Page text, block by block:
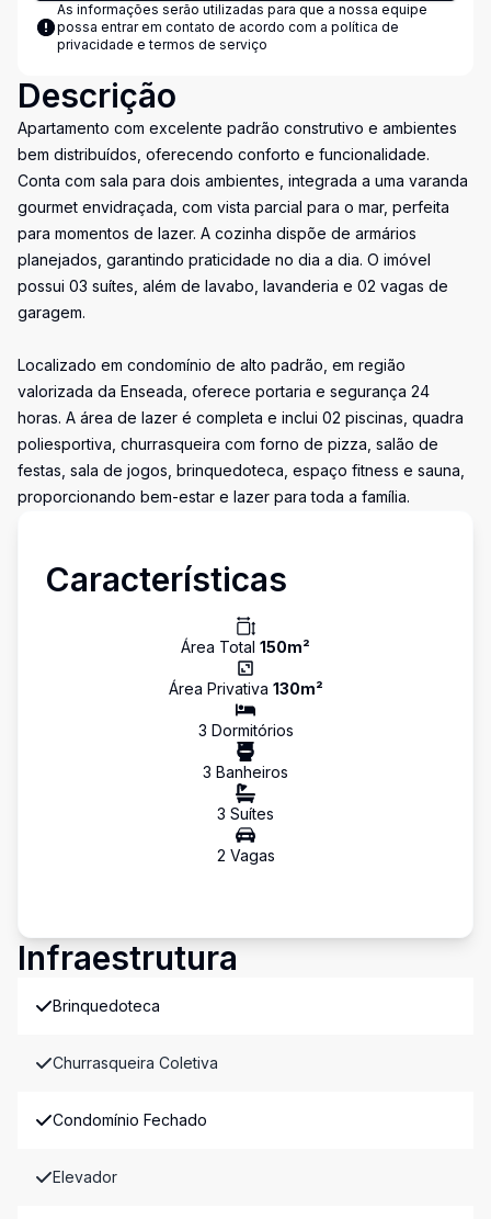
As informações serão utilizadas para que a nossa equipe
possa entrar em contato de acordo com a política de
privacidade e termos de serviço
Descrição
Apartamento com excelente padrão construtivo e ambientes
bem distribuídos, oferecendo conforto e funcionalidade.
Conta com sala para dois ambientes, integrada a uma varanda
gourmet envidraçada, com vista parcial para o mar, perfeita
para momentos de lazer. A cozinha dispõe de armários
planejados, garantindo praticidade no dia a dia. O imóvel
possui 03 suítes, além de lavabo, lavanderia e 02 vagas de
garagem.
Localizado em condomínio de alto padrão, em região
valorizada da Enseada, oferece portaria e segurança 24
horas. A área de lazer é completa e inclui 02 piscinas, quadra
poliesportiva, churrasqueira com forno de pizza, salão de
festas, sala de jogos, brinquedoteca, espaço fitness e sauna,
proporcionando bem-estar e lazer para toda a família.
Características
Área Total 150m²
Área Privativa 130m²
3 Dormitórios
3 Banheiros
3 Suítes
2 Vagas
Infraestrutura
Brinquedoteca
Churrasqueira Coletiva
Condomínio Fechado
Elevador